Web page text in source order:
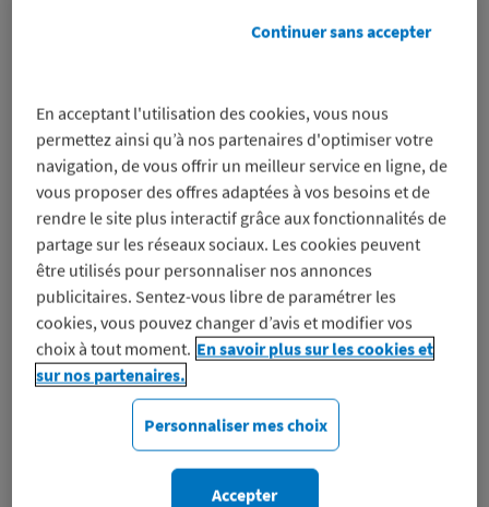
sur un bon d’achat pour régler en
ligne et en magasin , même sur les
promos
Voir les conditions
Profitez-en
Retrouvez tout l’univers de la mode aux Galeries
Lafayette Depuis leur création à la fin du XIXe siècle,
au coeur de Paris, les Galeries Lafayette, spécialiste
de la mode, proposent des milliers…
Découvrez Galeries Lafayette
En acceptant l'utilisation des cookies, vous nous
permettez ainsi qu’à nos partenaires d'optimiser votre
navigation, de vous offrir un meilleur service en ligne, de
vous proposer des offres adaptées à vos besoins et de
rendre le site plus interactif grâce aux fonctionnalités de
partage sur les réseaux sociaux. Les cookies peuvent
être utilisés pour personnaliser nos annonces
publicitaires. Sentez-vous libre de paramétrer les
cookies, vous pouvez changer d’avis et modifier vos
choix à tout moment. En savoir plus sur les cookies et
sur nos partenaires.
Personnaliser mes choix
Continuer sans accepter
Accepter